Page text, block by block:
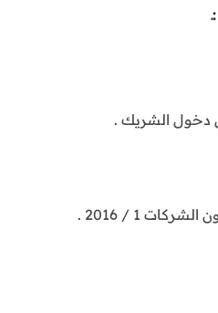
دخول الشريك .